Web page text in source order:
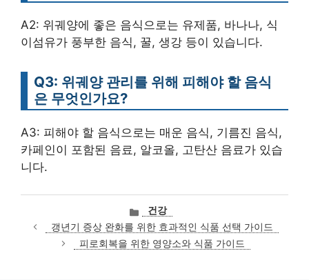
A2: 위궤양에 좋은 음식으로는 유제품, 바나나, 식
이섬유가 풍부한 음식, 꿀, 생강 등이 있습니다.
Q3: 위궤양 관리를 위해 피해야 할 음식
은 무엇인가요?
A3: 피해야 할 음식으로는 매운 음식, 기름진 음식,
카페인이 포함된 음료, 알코올, 고탄산 음료가 있습
니다.
카
테
고
리
건강
갱년기 증상 완화를 위한 효과적인 식품 선택 가이드
피로회복을 위한 영양소와 식품 가이드